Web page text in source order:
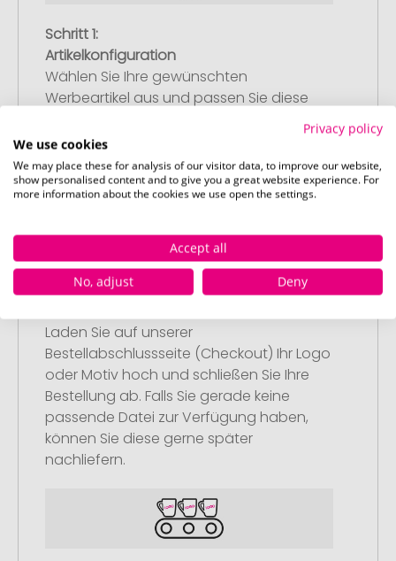
Schritt 1:
Artikelkonfiguration
Wählen Sie Ihre gewünschten
Werbeartikel aus und passen Sie diese
Anschließend legen Sie die konfigurierten
Artikel in Ihren Warenkorb.
Schritt 2:
Upload Ihres Logos oder Motivs
Laden Sie auf unserer
Bestellabschlussseite (Checkout) Ihr Logo
oder Motiv hoch und schließen Sie Ihre
Bestellung ab. Falls Sie gerade keine
passende Datei zur Verfügung haben,
können Sie diese gerne später
nachliefern.
Privacy policy
We use cookies
We may place these for analysis of our visitor data, to improve our website,
show personalised content and to give you a great website experience. For
more information about the cookies we use open the settings.
Accept all
No, adjust
Deny